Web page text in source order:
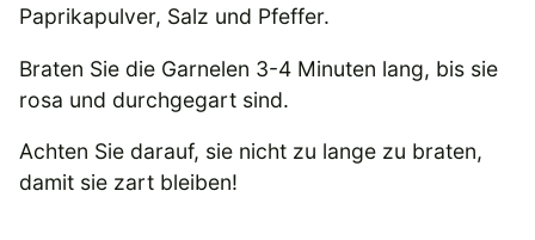
Paprikapulver, Salz und Pfeffer.
Braten Sie die Garnelen 3-4 Minuten lang, bis sie
rosa und durchgegart sind.
Achten Sie darauf, sie nicht zu lange zu braten,
damit sie zart bleiben!